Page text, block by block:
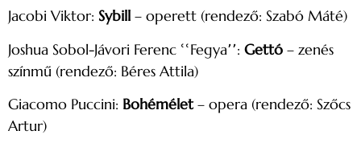
Jacobi Viktor: Sybill – operett (rendező: Szabó Máté)
Joshua Sobol-Jávori Ferenc ՙՙFegya՚՚: Gettó – zenés
színmű (rendező: Béres Attila)
Giacomo Puccini: Bohémélet– opera (rendező: Szőcs
Artur)